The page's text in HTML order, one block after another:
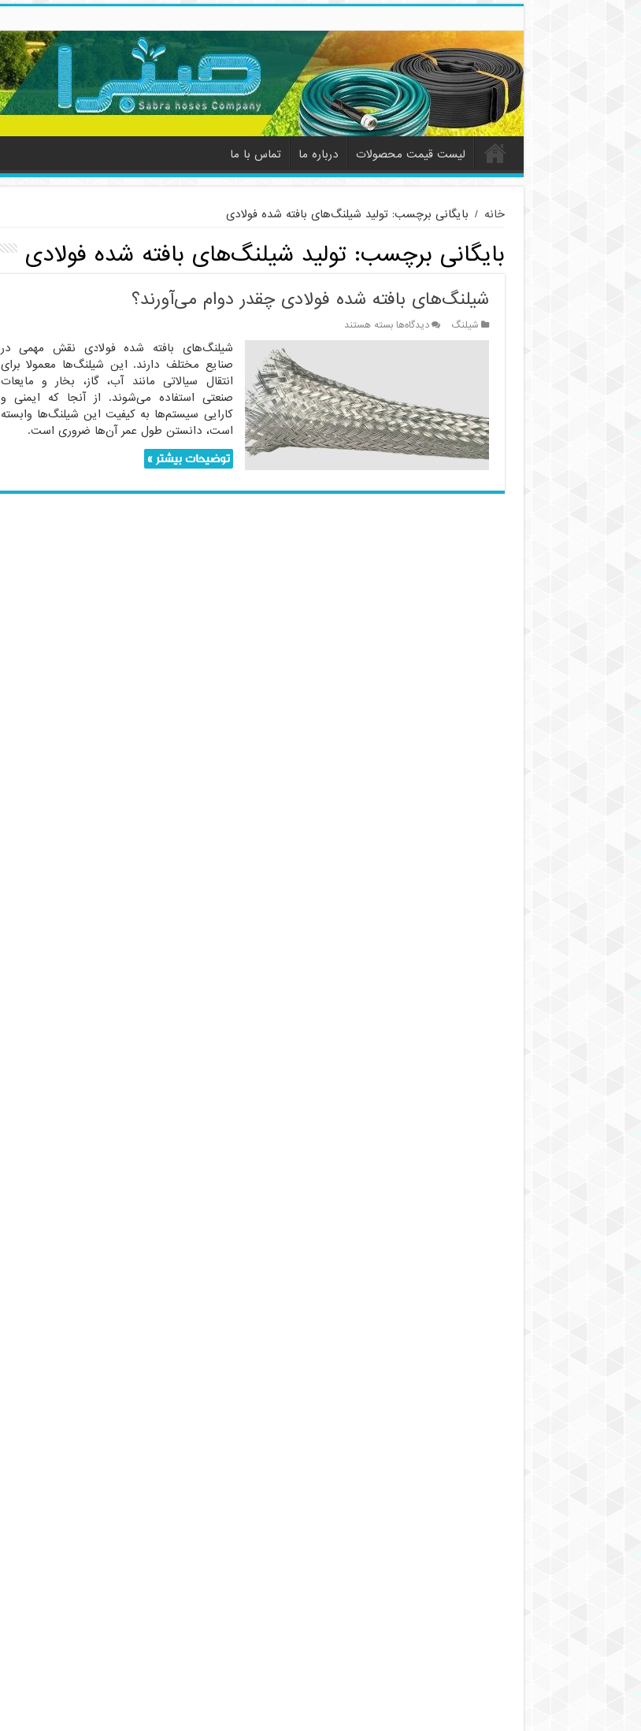
لیست قیمت محصولات درباره ما تماس با ما
خانه / بایگانی برچسب: تولید شیلنگ‌های بافته شده فولادی
بایگانی برچسب:تولید شیلنگ‌های بافته شده فولادی
شیلنگ‌های بافته شده فولادی چقدر دوام می‌آورند؟
شیلنگ دیدگاه‌هابرای
شیلنگ‌های
چقدر
دوام
می‌آورند؟
بسته هستند
شیلنگ‌های بافته شده فولادی نقش مهمی در
صنایع مختلف دارند. این شیلنگ‌ها معمولا برای
انتقال سیالاتی مانند آب، گاز، بخار و مایعات
صنعتی استفاده می‌شوند. از آنجا که ایمنی و
کارایی سیستم‌ها به کیفیت این شیلنگ‌ها وابسته
است، دانستن طول عمر آن‌ها ضروری است.
توضیحات بیشتر »